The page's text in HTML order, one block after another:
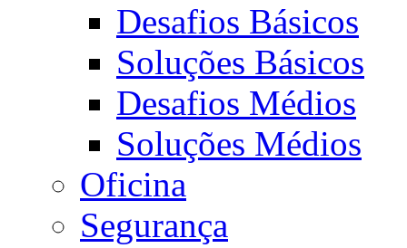
Desafios Básicos
Soluções Básicos
Desafios Médios
Soluções Médios
Oficina
Segurança